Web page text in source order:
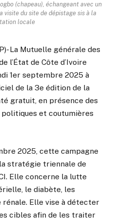
(chapeau), échangeant avec un
visite du site de dépistage sis à la
locale
La Mutuelle générale des
l’État de Côte d’Ivoire
1er septembre 2025 à
de la 3e édition de la
gratuit, en présence des
et coutumières
2025, cette campagne
stratégie triennale de
Elle concerne la lutte
le diabète, les
rénale. Elle vise à détecter
cibles afin de les traiter